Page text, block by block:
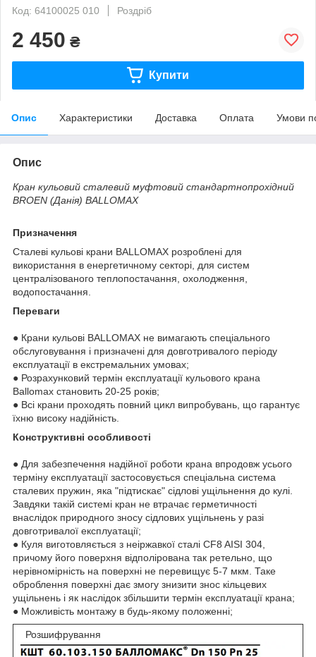
Код: 64100025 010
Роздріб
2 450 ₴
Купити
Опис Характеристики Доставка Оплата Умови
Опис
Кран кульовий сталевий муфтовий стандартнопрохідний
BROEN (Данія) BALLOMAX
Призначення
Сталеві кульові крани BALLOMAX розроблені для
використання в енергетичному секторі, для систем
централізованого теплопостачання, охолодження,
водопостачання.
Переваги
● Крани кульові BALLOMAX не вимагають спеціального
обслуговування і призначені для довготривалого періоду
експлуатації в екстремальних умовах;
● Розрахунковий термін експлуатації кульового крана
Ballomax становить 20-25 років;
● Всі крани проходять повний цикл випробувань, що гарантує
їхню високу надійність.
Конструктивні особливості
● Для забезпечення надійної роботи крана впродовж усього
терміну експлуатації застосовується спеціальна система
сталевих пружин, яка "підтискає" сідлові ущільнення до кулі.
Завдяки такій системі кран не втрачає герметичності
внаслідок природного зносу сідлових ущільнень у разі
довготривалої експлуатації;
● Куля виготовляється з неіржавкої сталі CF8 AISI 304,
причому його поверхня відполірована так ретельно, що
нерівномірність на поверхні не перевищує 5-7 мкм. Таке
оброблення поверхні дає змогу знизити знос кільцевих
ущільнень і як наслідок збільшити термін експлуатації крана;
● Можливість монтажу в будь-якому положенні;
Розшифрування